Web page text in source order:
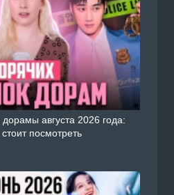
августа 2026 года:
посмотреть